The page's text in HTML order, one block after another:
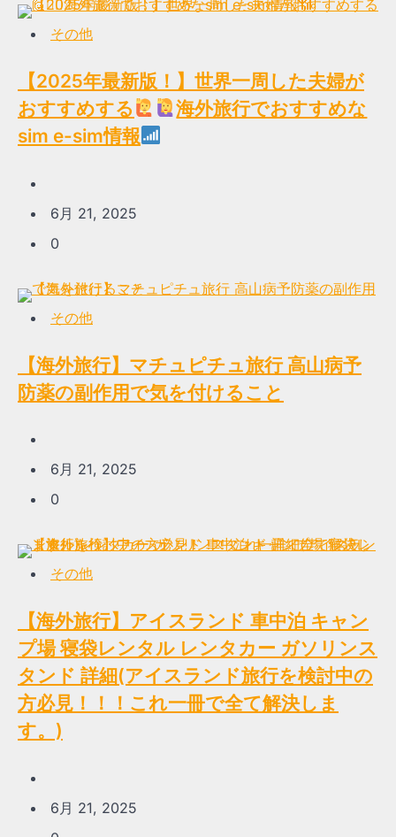
その他
【2025年最新版！】世界一周した夫婦が
おすすめする
海外旅行でおすすめな
sim e-sim情報
6月 21, 2025
0
その他
【海外旅行】マチュピチュ旅行 高山病予
防薬の副作用で気を付けること
6月 21, 2025
0
その他
【海外旅行】アイスランド 車中泊 キャン
プ場 寝袋レンタル レンタカー ガソリンス
タンド 詳細(アイスランド旅行を検討中の
方必見！！！これ一冊で全て解決しま
す。)
6月 21, 2025